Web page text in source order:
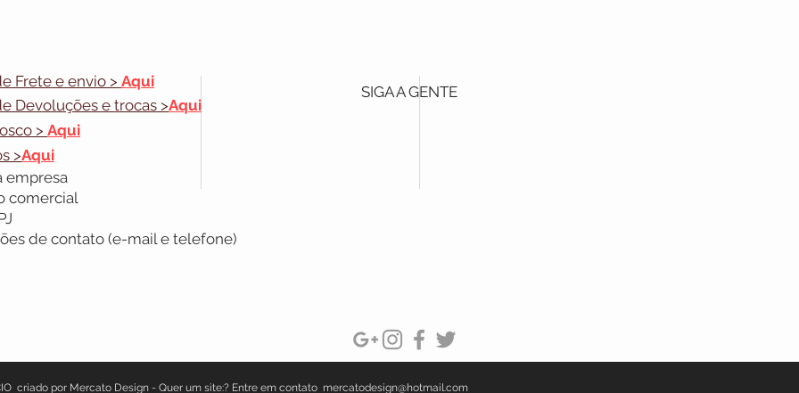
Frete e envio > Aqui
Devoluções e trocas >Aqui
> Aqui
>Aqui
empresa
comercial
de contato (e-mail e telefone)
SIGA A GENTE
criado por Mercato Design - Quer um site:? Entre em contato mercatodesign@hotmail.com